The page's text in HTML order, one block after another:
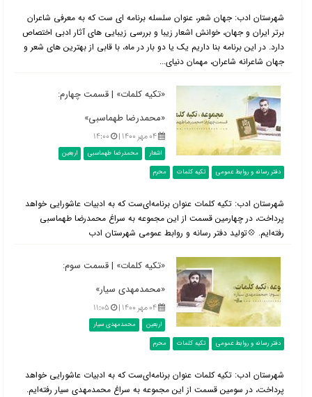
شهرستان ادب: جهان شعر، عنوان سلسله برنامه ای ست که به معرفی شاعران
برتر ایران و جهان، خوانش اشعار زیبا و بررسی زیبایی های آثار ادبی اختصاص
دارد. در این برنامه بنا داریم یک یا دو بار در ماه، با قابی از بهترین های شعر و
جهان شاعرانه شاعران، مهمان دنیای...
«تکیه کلمات» | قسمت چهارم:
«محمدرضا طهماسبی»
۰۴ مهر ۱۴۰۰ | ۱۴:۰۰
اشعار محمدرضا طهماسبی
اربعین
دفتر رسانه و روابط عمومی
تکیه کلمات محرم
شهرستان ادب: تکیه کلمات عنوان برنامه‌ای‌ست كه به ادبيات عاشورایی خواهد
پرداخت، در چهارمین قسمت از این مجموعه به سراغ محمدرضا طهماسبی
رفته‌ایم. 💠تولید دفتر رسانه و روابط عمومی شهرستان ادب
«تکیه کلمات» | قسمت سوم:
«محمدمهدی سیار»
۰۴ مهر ۱۴۰۰ | ۱۱:۰۵
اربعین
محمدمهدی سیار
دفتر رسانه و روابط عمومی
تکیه کلمات محرم
شهرستان ادب: تکیه کلمات عنوان برنامه‌ای‌ست كه به ادبيات عاشورایی خواهد
پرداخت، در سومین قسمت از این مجموعه به سراغ محمدمهدی سیار رفته‌ایم.